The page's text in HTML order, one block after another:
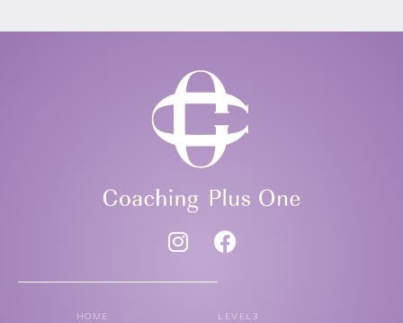
HOME LEVEL3